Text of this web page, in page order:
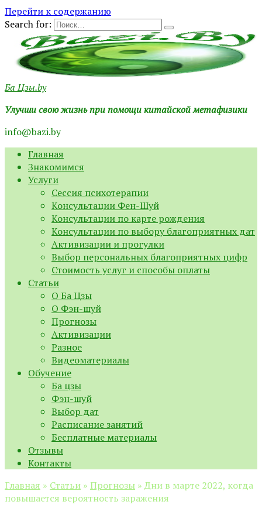
Перейти к содержанию
Search for:
Ба Цзы.by
Улучши свою жизнь при помощи китайской метафизики
info@bazi.by
Главная
Знакомимся
Услуги
Сессия психотерапии
Консультации Фен-Шуй
Консультации по карте рождения
Консультации по выбору благоприятных дат
Активизации и прогулки
Выбор персональных благоприятных цифр
Стоимость услуг и способы оплаты
Статьи
О Ба Цзы
О Фэн-шуй
Прогнозы
Активизации
Разное
Видеоматериалы
Обучение
Ба цзы
Фэн-шуй
Выбор дат
Расписание занятий
Бесплатные материалы
Отзывы
Контакты
Главная » Статьи » Прогнозы » Дни в марте 2022, когда
повышается вероятность заражения